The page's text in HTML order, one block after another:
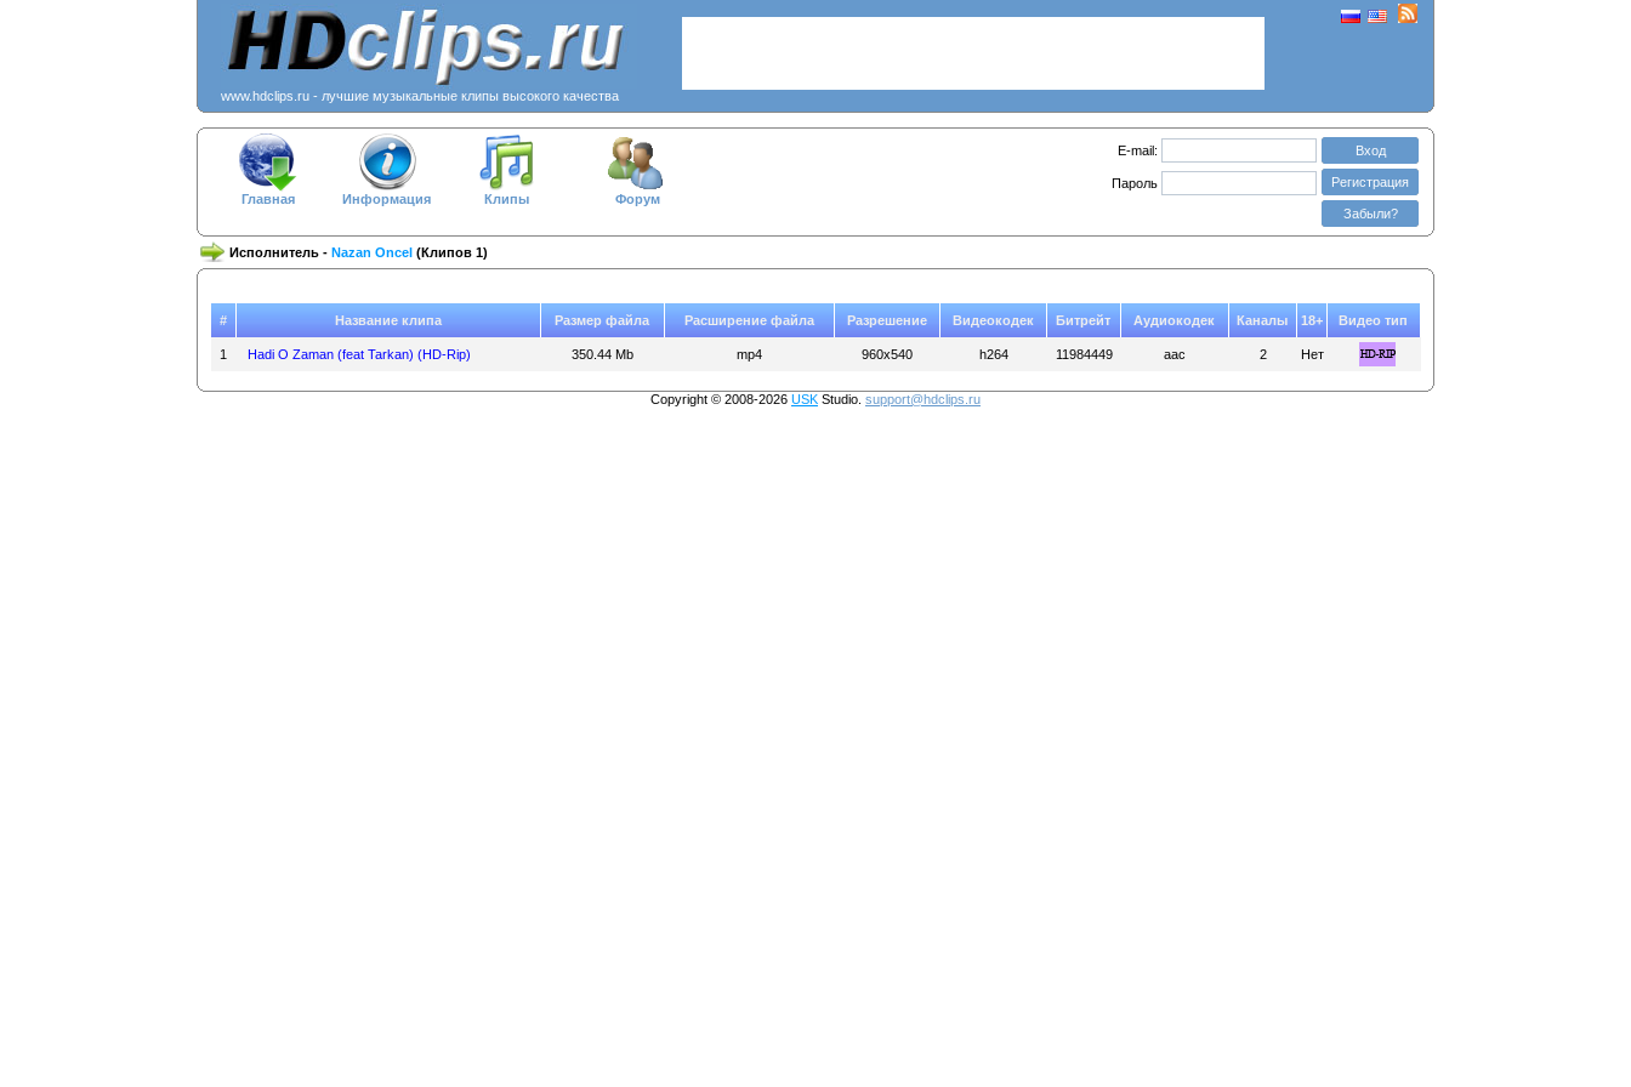
www.hdclips.ru - лучшие музыкальные клипы высокого качества
Главная Информация Клипы Форум
E-mail: Вход
Пароль Регистрация
Забыли?
Исполнитель - Nazan Oncel (Клипов 1)
# Название клипа Размер файла Расширение файла Разрешение Видеокодек Битрейт Аудиокодек Каналы 18+ Видео тип
1 Hadi O Zaman (feat Tarkan) (HD-Rip) 350.44 Mb mp4 960x540 h264 11984449 aac 2 Нет
Copyright © 2008-2026 USK Studio. support@hdclips.ru